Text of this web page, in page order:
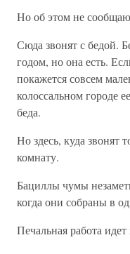
Но об этом не
Сюда звонят с бедой.
годом, но она есть.
покажется совсем
колоссальном городе
беда.
Но здесь, куда звонят
комнату.
Бациллы чумы
когда они собраны в
Печальная работа